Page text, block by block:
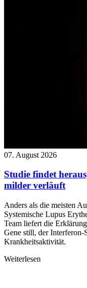
07. August 2026
Studie findet
milder verläuft
Anders als die meisten
Systemische Lupus
Team liefert die
Gene still, der
Krankheitsaktivität.
Weiterlesen